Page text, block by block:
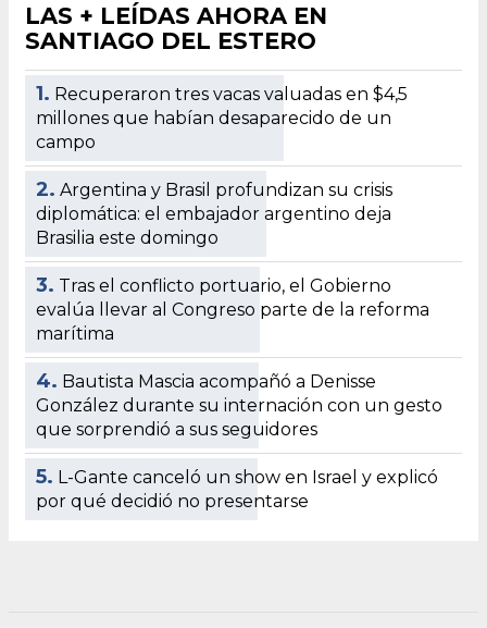
LAS + LEÍDAS AHORA EN
SANTIAGO DEL ESTERO
1. Recuperaron tres vacas valuadas en $4,5
millones que habían desaparecido de un
campo
2. Argentina y Brasil profundizan su crisis
diplomática: el embajador argentino deja
Brasilia este domingo
3. Tras el conflicto portuario, el Gobierno
evalúa llevar al Congreso parte de la reforma
marítima
4. Bautista Mascia acompañó a Denisse
González durante su internación con un gesto
que sorprendió a sus seguidores
5. L-Gante canceló un show en Israel y explicó
por qué decidió no presentarse